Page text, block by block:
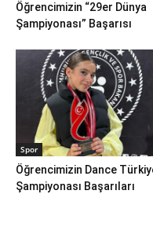
Öğrencimizin “29er Dünya
Şampiyonası” Başarısı
Spor
Öğrencimizin Dance
Şampiyonası Başarıları